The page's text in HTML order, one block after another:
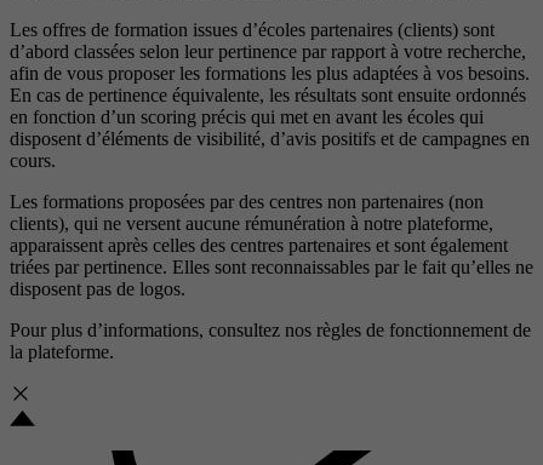
Les offres de formation issues d’écoles partenaires (clients) sont
d’abord classées selon leur pertinence par rapport à votre recherche,
afin de vous proposer les formations les plus adaptées à vos besoins.
En cas de pertinence équivalente, les résultats sont ensuite ordonnés
en fonction d’un scoring précis qui met en avant les écoles qui
disposent d’éléments de visibilité, d’avis positifs et de campagnes en
cours.
Les formations proposées par des centres non partenaires (non
clients), qui ne versent aucune rémunération à notre plateforme,
apparaissent après celles des centres partenaires et sont également
triées par pertinence. Elles sont reconnaissables par le fait qu’elles ne
disposent pas de logos.
Pour plus d’informations, consultez nos règles de fonctionnement de
la plateforme.